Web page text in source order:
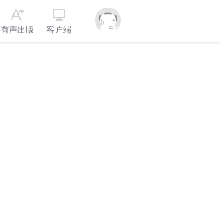
有声出版 客户端